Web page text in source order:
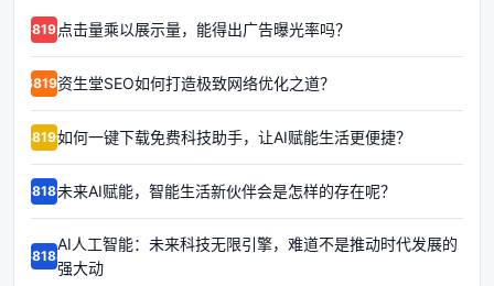
68192点击量乘以展示量，能得出广告曝光率吗？
68191资生堂SEO如何打造极致网络优化之道？
68190如何一键下载免费科技助手，让AI赋能生活更便捷？
68189未来AI赋能，智能生活新伙伴会是怎样的存在呢？
68188
AI人工智能：未来科技无限引擎，难道不是推动时代发展的
强大动